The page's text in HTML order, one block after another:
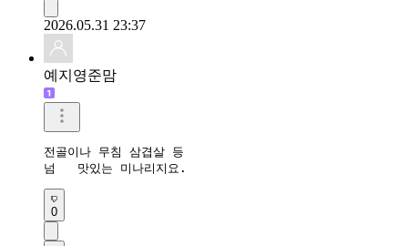
2026.05.31 23:37
예지영준맘
전골이나 무침 삼겹살 등
넘   맛있는 미나리지요.
0